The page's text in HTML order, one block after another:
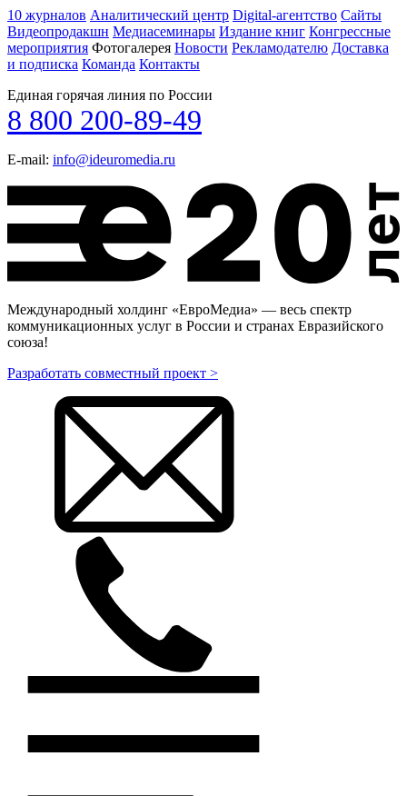
10 журналов Аналитический центр Digital-агентство Сайты
Видеопродакшн Медиасеминары Издание книг Конгрессные
мероприятия Фотогалерея Новости Рекламодателю Доставка
и подписка Команда Контакты
Единая горячая линия по России
8 800 200-89-49
E-mail: info@ideuromedia.ru
Международный холдинг «ЕвроМедиа» — весь спектр
коммуникационных услуг в России и странах Евразийского
союза!
Разработать совместный проект >